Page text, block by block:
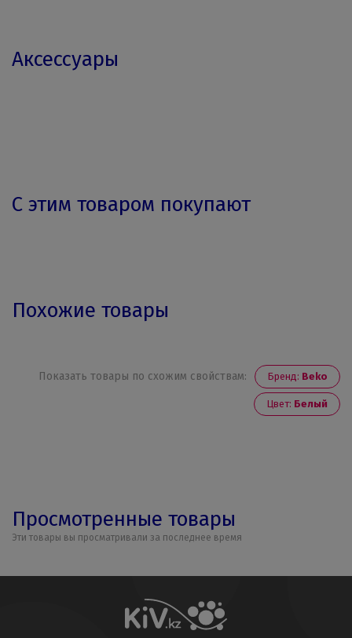
Аксессуары
С этим товаром покупают
Похожие товары
Показать товары по схожим свойствам: Бренд: Beko
Цвет: Белый
Просмотренные товары
Эти товары вы просматривали за последнее время